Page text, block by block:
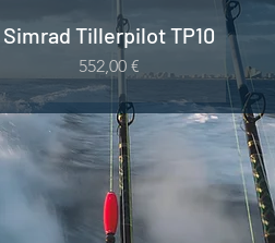
Simrad Tillerpilot TP10
Kaina
552,00 €